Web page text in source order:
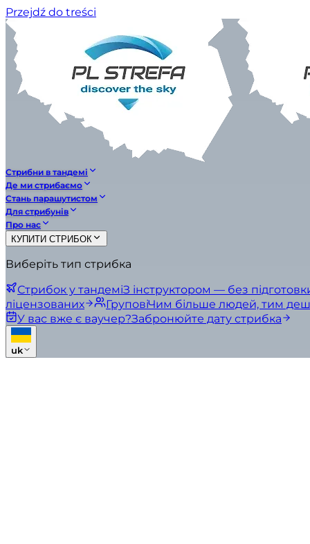
Przejdź do treści
Стрибни в тандемі
Де ми стрибаємо
Стань парашутистом
Для стрибунів
Про нас
КУПИТИ СТРИБОК
Виберіть тип стрибка
Стрибок у тандеміЗ інструктором — без
ліцензованих
ГруповіЧим більше людей, тим
У вас вже є ваучер?Забронюйте дату стрибка
uk